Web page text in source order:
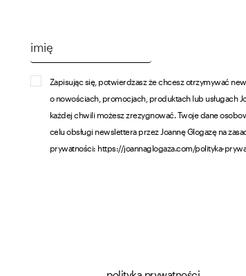
Zapisując się, potwierdzasz że chcesz otrzymywać
o nowościach, promocjach, produktach lub usługach
każdej chwili możesz zrezygnować. Twoje dane
celu obsługi newslettera przez Joannę Glogazę na
prywatności: https://joannaglogaza.com/polityka-